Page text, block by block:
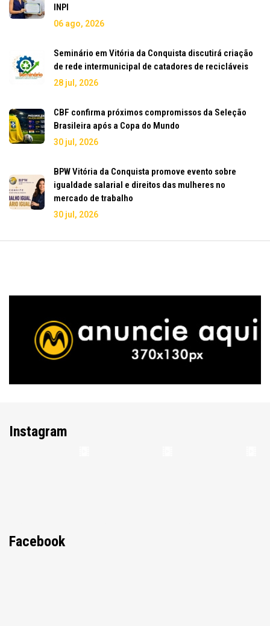
INPI
06 ago, 2026
Seminário em Vitória da Conquista discutirá criação
de rede intermunicipal de catadores de recicláveis
28 jul, 2026
CBF confirma próximos compromissos da Seleção
Brasileira após a Copa do Mundo
30 jul, 2026
BPW Vitória da Conquista promove evento sobre
igualdade salarial e direitos das mulheres no
mercado de trabalho
30 jul, 2026
Instagram
Facebook